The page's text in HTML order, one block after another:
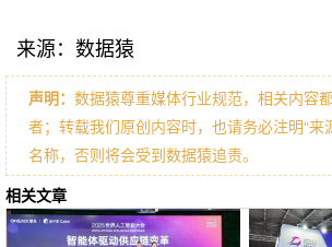
来源：数据猿
声明： 数据猿尊重媒体行业规范，相关内容
者；转载我们原创内容时，也请务必注明“来
名称，否则将会受到数据猿追责。
相关文章